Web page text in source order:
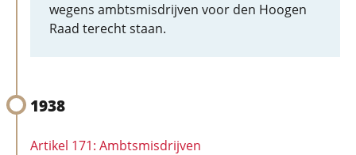
wegens ambtsmisdrijven voor den Hoogen
Raad terecht staan.
1938
Artikel 171: Ambtsmisdrijven